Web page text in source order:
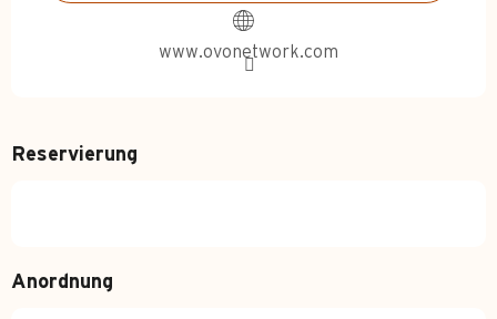
www.ovonetwork.com
Reservierung
Anordnung